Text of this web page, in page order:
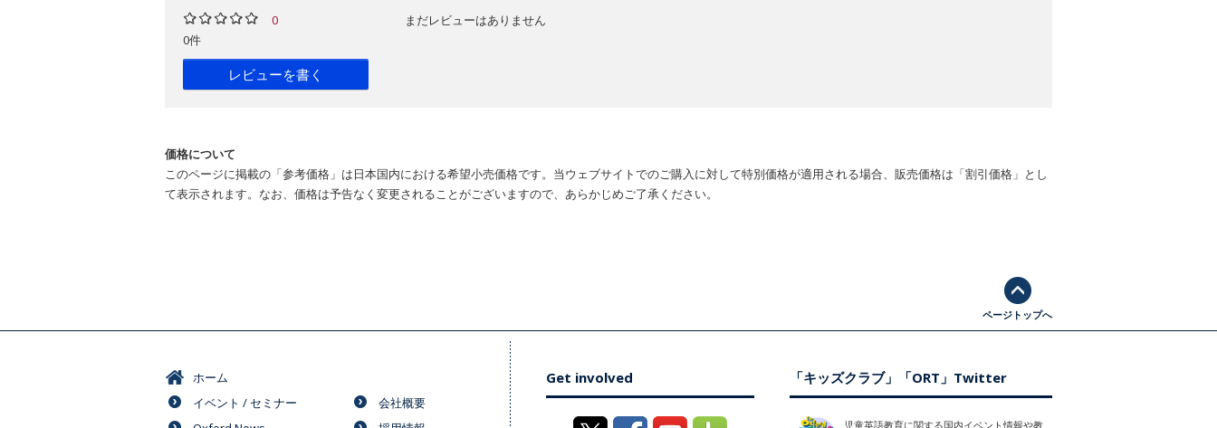
0
0件
レビューを書く
まだレビューはありません
価格について
このページに掲載の「参考価格」は日本国内における希望小売価格です。当ウェブサイトでのご購入に対して特別価格が適用される場合、販売価格は「割引価格」とし
て表示されます。なお、価格は予告なく変更されることがございますので、あらかじめご了承ください。
ページトップへ
ホーム
イベント / セミナー
会社概要
Get involved 「キッズクラブ」「ORT」Twitter
児童英語教育に関する国内イベント情報や教